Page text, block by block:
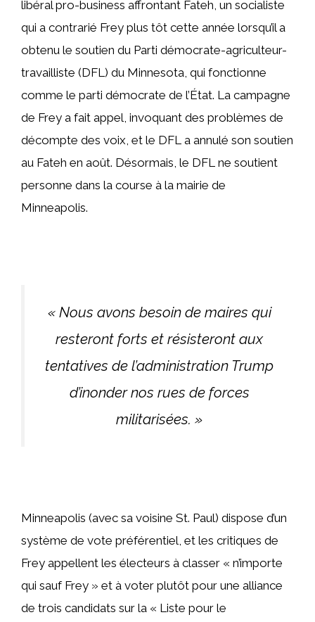
libéral pro-business affrontant Fateh, un socialiste
qui a contrarié Frey plus tôt cette année lorsqu’il a
obtenu le soutien du Parti démocrate-agriculteur-
travailliste (DFL) du Minnesota, qui fonctionne
comme le parti démocrate de l’État. La campagne
de Frey a fait appel, invoquant des problèmes de
décompte des voix, et le DFL a annulé son soutien
au Fateh en août. Désormais, le DFL ne soutient
personne dans la course à la mairie de
Minneapolis.
« Nous avons besoin de maires qui
resteront forts et résisteront aux
tentatives de l’administration Trump
d’inonder nos rues de forces
militarisées. »
Minneapolis (avec sa voisine St. Paul) dispose d’un
système de vote préférentiel, et les critiques de
Frey appellent les électeurs à classer « n’importe
qui sauf Frey » et à voter plutôt pour une alliance
de trois candidats sur la « Liste pour le